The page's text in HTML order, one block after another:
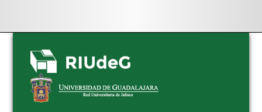
Skip
navigation